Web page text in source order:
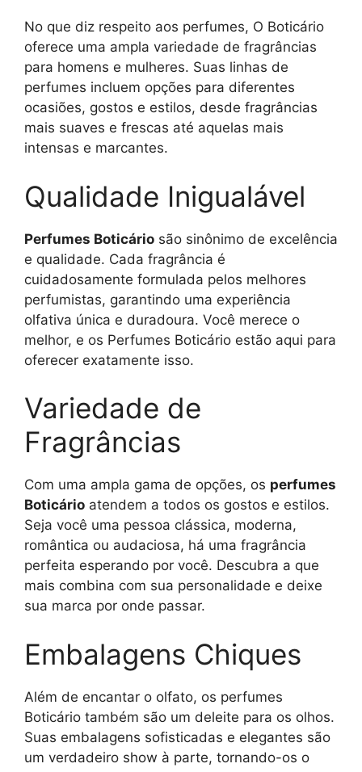
No que diz respeito aos perfumes, O Boticário
oferece uma ampla variedade de fragrâncias
para homens e mulheres. Suas linhas de
perfumes incluem opções para diferentes
ocasiões, gostos e estilos, desde fragrâncias
mais suaves e frescas até aquelas mais
intensas e marcantes.
Qualidade Inigualável
Perfumes Boticário são sinônimo de excelência
e qualidade. Cada fragrância é
cuidadosamente formulada pelos melhores
perfumistas, garantindo uma experiência
olfativa única e duradoura. Você merece o
melhor, e os Perfumes Boticário estão aqui para
oferecer exatamente isso.
Variedade de
Fragrâncias
Com uma ampla gama de opções, os perfumes
Boticário atendem a todos os gostos e estilos.
Seja você uma pessoa clássica, moderna,
romântica ou audaciosa, há uma fragrância
perfeita esperando por você. Descubra a que
mais combina com sua personalidade e deixe
sua marca por onde passar.
Embalagens Chiques
Além de encantar o olfato, os perfumes
Boticário também são um deleite para os olhos.
Suas embalagens sofisticadas e elegantes são
um verdadeiro show à parte, tornando-os o